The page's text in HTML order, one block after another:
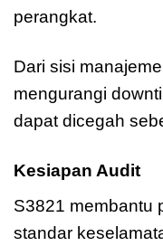
perangkat.
Dari sisi
mengurangi
dapat dicegah
Kesiapan Audit
S3821 membantu
standar